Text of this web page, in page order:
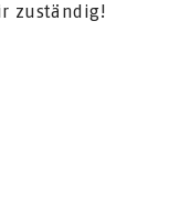
zuständig!